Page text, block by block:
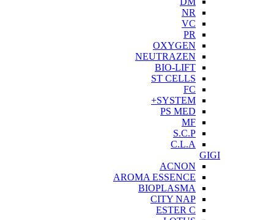
NR
VC
PR
OXYGEN
NEUTRAZEN
BIO-LIFT
ST CELLS
FC
SYSTEM+
PS MED
MF
S.C.P
C.L.A
GIGI
ACNON
AROMA ESSENCE
BIOPLASMA
CITY NAP
ESTER C